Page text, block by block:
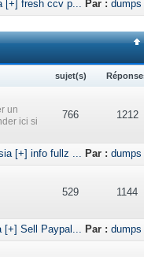
[+] fresh ccv p... Par : dumps
sujet(s)
un
ici si
766 1212
[+] info fullz ... Par : dumps
529 1144
[+] Sell Paypal... Par : dumps